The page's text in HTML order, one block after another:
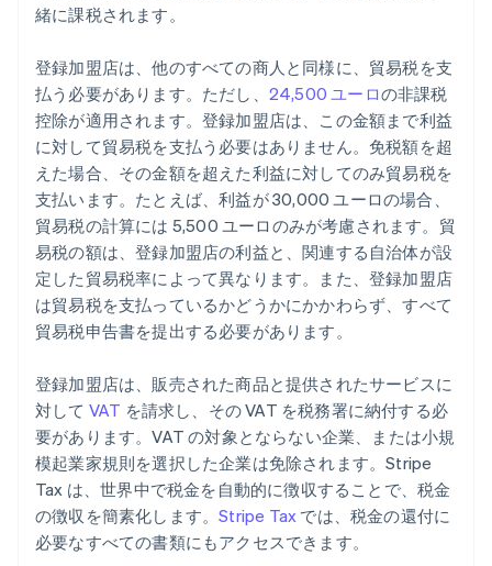
緒に課税されます。
登録加盟店は、他のすべての商人と同様に、貿易税を支
払う必要があります。ただし、 24,500 ユーロの非課税
控除が適用されます。登録加盟店は、この金額まで利益
に対して貿易税を支払う必要はありません。免税額を超
えた場合、その金額を超えた利益に対してのみ貿易税を
支払います。たとえば、利益が 30,000 ユーロの場合、
貿易税の計算には 5,500 ユーロのみが考慮されます。貿
易税の額は、登録加盟店の利益と、関連する自治体が設
定した貿易税率によって異なります。また、登録加盟店
は貿易税を支払っているかどうかにかかわらず、すべて
貿易税申告書を提出する必要があります。
登録加盟店は、販売された商品と提供されたサービスに
対して VAT を請求し、その VAT を税務署に納付する必
要があります。VAT の対象とならない企業、または小規
模起業家規則を選択した企業は免除されます。Stripe
Tax は、世界中で税金を自動的に徴収することで、税金
の徴収を簡素化します。Stripe Tax では、税金の還付に
必要なすべての書類にもアクセスできます。